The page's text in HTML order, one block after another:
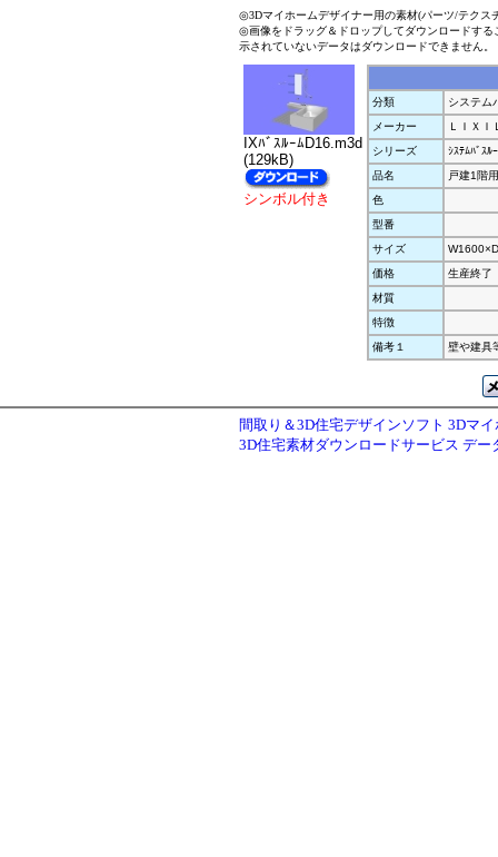
◎3Dマイホームデザイナー用の素材(パーツ/テクス
◎画像をドラッグ＆ドロップしてダウンロードす
示されていないデータはダウンロードできません。
IXﾊﾞｽﾙｰﾑD16.m3d
(129kB)
シンボル付き
分類
システム
メーカー
ＬＩＸＩ
シリーズ
ｼｽﾃﾑﾊﾞｽﾙ
品名
戸建1階
色
型番
サイズ
価格
生産終了
材質
特徴
備考１
壁や建具
間取り＆3D住宅デザインソフト 3Dマ
3D住宅素材ダウンロードサービス デー